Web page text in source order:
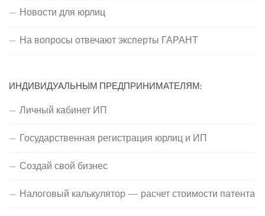
Новости для юрлиц
На вопросы отвечают эксперты ГАРАНТ
ИНДИВИДУАЛЬНЫМ ПРЕДПРИНИМАТЕЛЯМ:
Личный кабинет ИП
Государственная регистрация юрлиц и ИП
Создай свой бизнес
Налоговый калькулятор — расчет стоимости патента